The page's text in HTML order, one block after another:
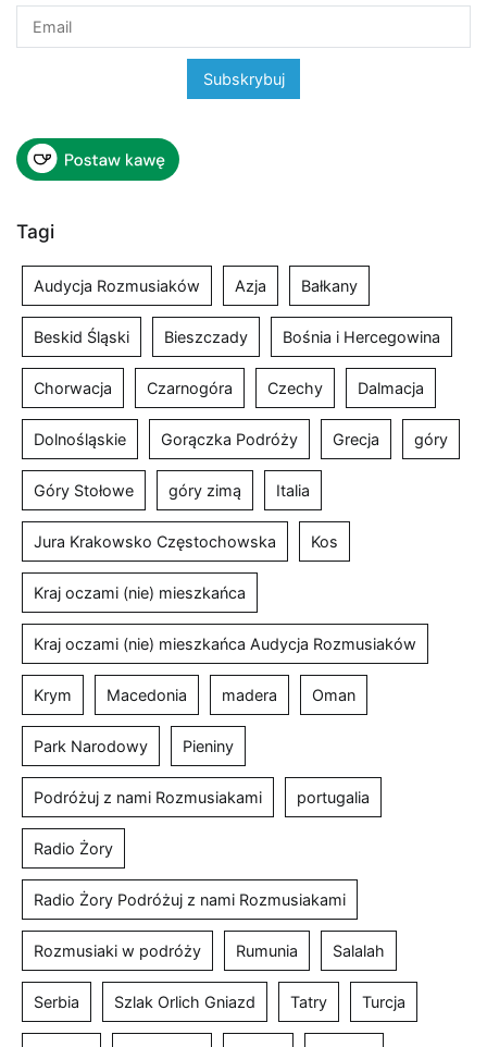
Tagi
Audycja Rozmusiaków Azja Bałkany
Beskid Śląski Bieszczady Bośnia i Hercegowina
Chorwacja Czarnogóra Czechy Dalmacja
Dolnośląskie Gorączka Podróży Grecja góry
Góry Stołowe góry zimą Italia
Jura Krakowsko Częstochowska Kos
Kraj oczami (nie) mieszkańca
Kraj oczami (nie) mieszkańca Audycja Rozmusiaków
Krym Macedonia madera Oman
Park Narodowy Pieniny
Podróżuj z nami Rozmusiakami portugalia
Radio Żory
Radio Żory Podróżuj z nami Rozmusiakami
Rozmusiaki w podróży Rumunia Salalah
Serbia Szlak Orlich Gniazd Tatry Turcja